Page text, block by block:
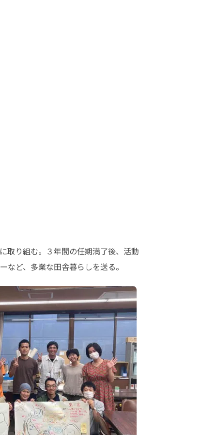
取り組む。３年間の任期満了後、活動
ど、多業な田舎暮らしを送る。